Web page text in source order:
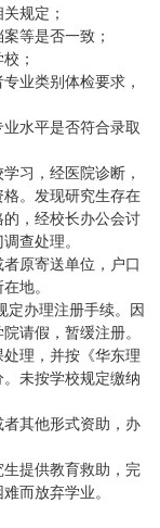
规定；
等是否一致；
；
业类别体检要求，
水平是否符合录取
习，经医院诊断，
。发现研究生存在
，经校长办公会讨
查处理。
原寄送单位，户口
地。
定办理注册手续。因
请假，暂缓注册。
理，并按《华东理
未按学校规定缴纳
其他形式资助，办
提供教育救助，完
而放弃学业。